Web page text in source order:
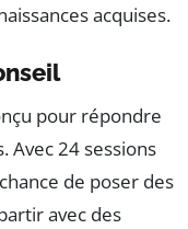
acquises.
pour répondre
Avec 24 sessions
de poser des
avec des